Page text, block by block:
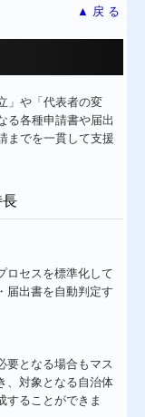
▲ 戻 る
」や「代表者の変
る各種申請書や届出
までを一貫して支援
長
ロセスを標準化して
届出書を自動判定す
要となる場合もマス
、対象となる自治体
することができま